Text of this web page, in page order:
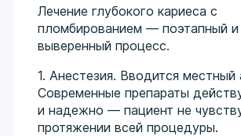
Лечение глубокого кариеса с
пломбированием — поэтапный и
выверенный процесс.
1. Анестезия. Вводится местный
Современные препараты
и надежно — пациент не
протяжении всей процедуры.